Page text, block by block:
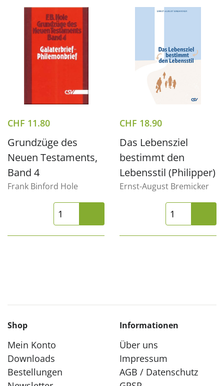
CHF 11.80
Grundzüge des
Neuen Testaments,
Band 4
Frank Binford Hole
CHF 18.90
Das Lebensziel
bestimmt den
Lebensstil (Philipper)
Ernst-August Bremicker
Shop
Mein Konto
Downloads
Bestellungen
Informationen
Über uns
Impressum
AGB / Datenschutz